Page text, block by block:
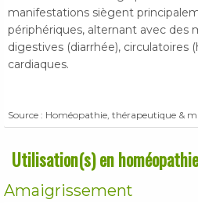
manifestations siègent
périphériques, alternant avec des
digestives (diarrhée), circulatoires
cardiaques.
Source : Homéopathie, thérapeutique &
Utilisation(s) en
Amaigrissement